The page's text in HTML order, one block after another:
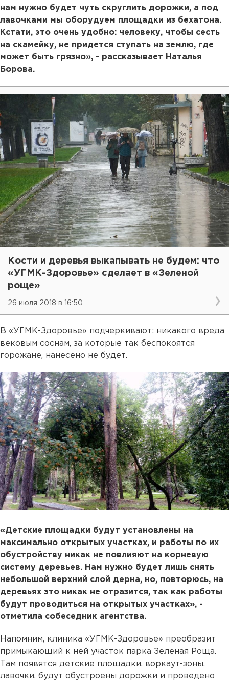
нам нужно будет чуть скруглить дорожки, а под
лавочками мы оборудуем площадки из бехатона.
Кстати, это очень удобно: человеку, чтобы сесть
на скамейку, не придется ступать на землю, где
может быть грязно», - рассказывает Наталья
Борова.
Кости и деревья выкапывать не будем: что
«УГМК-Здоровье» сделает в «Зеленой
роще»
26 июля 2018 в 16:50
В «УГМК-Здоровье» подчеркивают: никакого вреда
вековым соснам, за которые так беспокоятся
горожане, нанесено не будет.
«Детские площадки будут установлены на
максимально открытых участках, и работы по их
обустройству никак не повлияют на корневую
систему деревьев. Нам нужно будет лишь снять
небольшой верхний слой дерна, но, повторюсь, на
деревьях это никак не отразится, так как работы
будут проводиться на открытых участках», -
отметила собеседник агентства.
Напомним, клиника «УГМК-Здоровье» преобразит
примыкающий к ней участок парка Зеленая Роща.
Там появятся детские площадки, воркаут-зоны,
лавочки, будут обустроены дорожки и проведено